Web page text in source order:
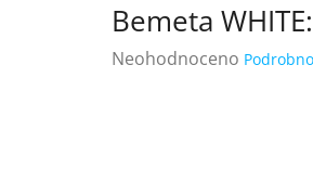
Bemeta
Průměrné
Neohodnoceno